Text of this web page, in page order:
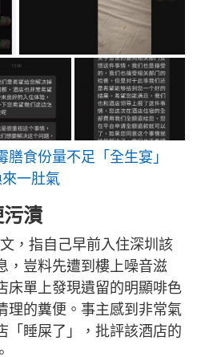
膳食份量不足「全生宴」
一肚氣
漬
，指自己早前入住深圳該
，豈料先遭到樓上噪音滋
床單上發現遺留的明顯啡色
理的糞便。事主感到非常氣
「睡屎了」，批評該酒店的